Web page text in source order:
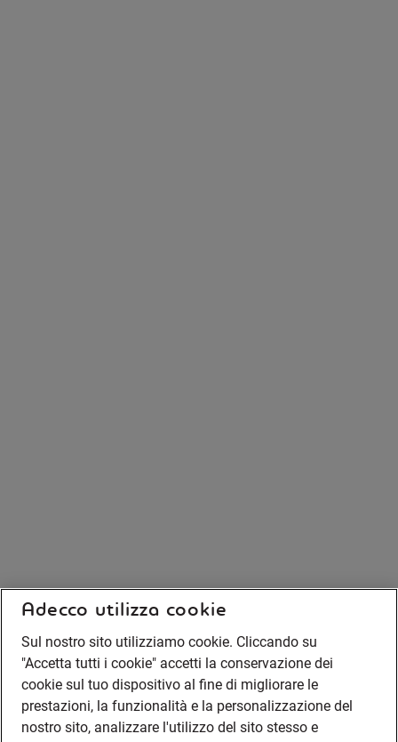
Adecco utilizza cookie
Sul nostro sito utilizziamo cookie. Cliccando su
"Accetta tutti i cookie" accetti la conservazione dei
cookie sul tuo dispositivo al fine di migliorare le
prestazioni, la funzionalità e la personalizzazione del
nostro sito, analizzare l'utilizzo del sito stesso e